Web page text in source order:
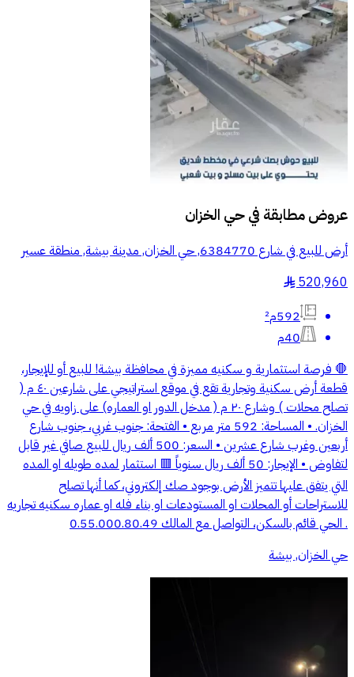
عروض مطابقة فيحي الخزان
أرض للبيع في شارع 6384770, حي الخزان, مدينة بيشة, منطقة عسير
520,960
§
592م²
40م
🛑 فرصة استثمارية و سكنيه مميزة في محافظة بيشة! للبيع أو للإيجار،
قطعة أرض سكنية وتجارية تقع في موقع استراتيجي على شارعين ٤٠ م (
تصلح محلات ) وشارع ٢٠ م ( مدخل الدور او العماره) على زاويه في حي
الخزان. • المساحة: 592 متر مربع • الفتحة: جنوب غربي، جنوب شارع
أربعين وغرب شارع عشرين • السعر: 500 ألف ريال للبيع صافي غير قابل
لتفاوض • الإيجار: 50 ألف ريال سنوياً 🟥 استثمار لمده طويله او المده
التي يتفق عليها تتميز الأرض بوجود صك إلكتروني، كما أنها تصلح
للاستراحات أو المحلات او المستودعات او بناء فله او عماره سكنيه تجاريه
. الحي قائم بالسكن، التواصل مع المالك 0.55.000.80.49
حي الخزان, بيشة